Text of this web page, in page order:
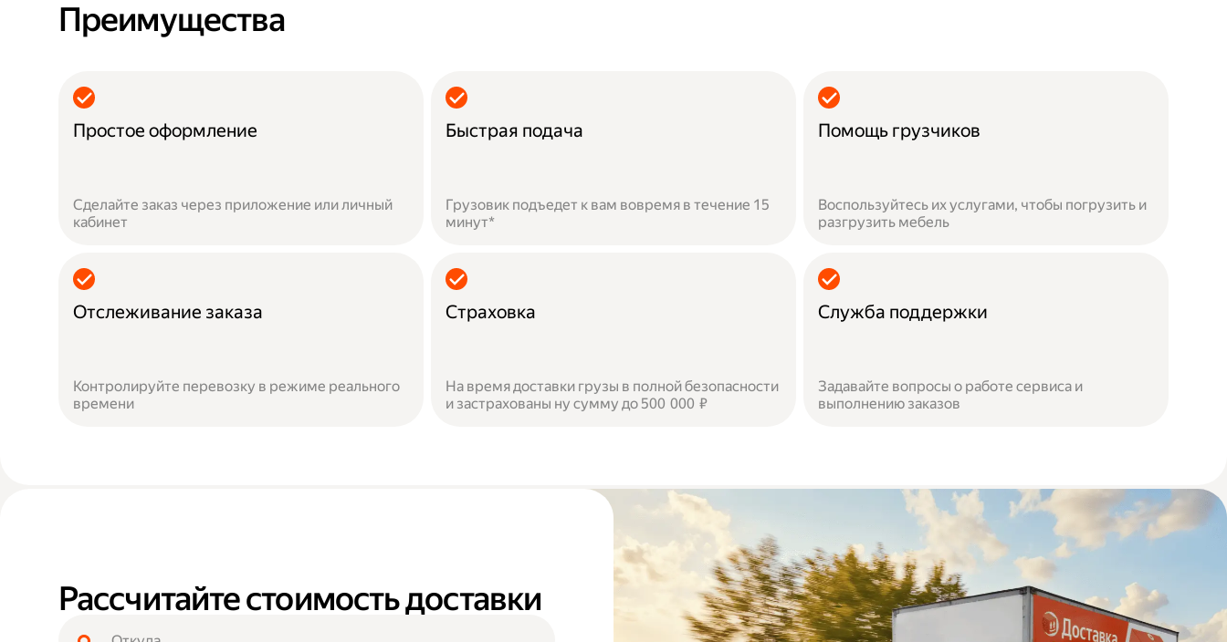
Преимущества
Простое оформление
Сделайте заказ через приложение или личный
кабинет
Быстрая подача
Грузовик подъедет к вам вовремя в течение 15
минут*
Помощь грузчиков
Воспользуйтесь их услугами, чтобы погрузить и
разгрузить мебель
Отслеживание заказа
Контролируйте перевозку в режиме реального
времени
Страховка
На время доставки грузы в полной безопасности
и застрахованы ну сумму до 500 000 ₽
Служба поддержки
Задавайте вопросы о работе сервиса и
выполнению заказов
Рассчитайте стоимость доставки